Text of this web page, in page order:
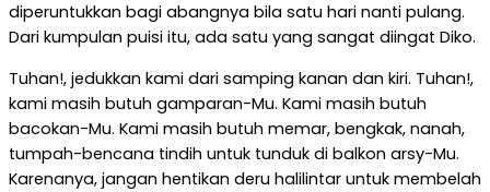
diperuntukkan bagi abangnya bila satu hari nanti pulang.
Dari kumpulan puisi itu, ada satu yang sangat diingat Diko.
Tuhan!, jedukkan kami dari samping kanan dan kiri. Tuhan!,
kami masih butuh gamparan-Mu. Kami masih butuh
bacokan-Mu. Kami masih butuh memar, bengkak, nanah,
tumpah-bencana tindih untuk tunduk di balkon arsy-Mu.
Karenanya, jangan hentikan deru halilintar untuk membelah